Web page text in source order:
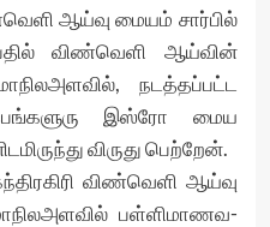
ஆய்வு மையம் சார்பில்
விண்வெளி ஆய்வின்
நடத்தப்பட்ட
இஸ்ரோ மைய
விருது பெற்றேன்.
விண்வெளி ஆய்வு
பள்ளிமாணவ-